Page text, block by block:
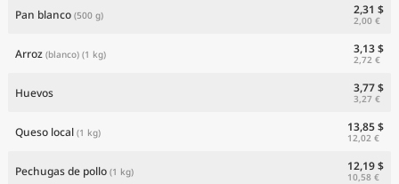
Pan blanco (500 g) 2,31 $
2,00 €
Arroz (blanco) (1 kg) 3,13 $
2,72 €
Huevos 3,77 $
3,27 €
Queso local (1 kg) 13,85 $
12,02 €
Pechugas de pollo (1 kg) 12,19 $
10,58 €